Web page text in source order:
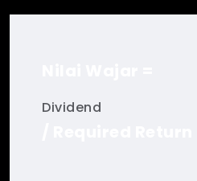
Dividend